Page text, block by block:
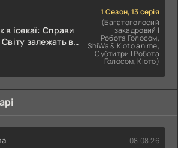
в ісекаї: Справи
залежать від
1 Сезон, 13 серія
(Багатоголосий
закадровий |
Робота Голосом,
ShiWa & Kioto anime,
Субтитри | Робота
Голосом, Кіото)
08.08.26